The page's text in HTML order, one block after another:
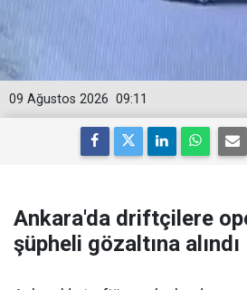
09:11
09 Ağustos 2026
Ankara'da driftçilere
şüpheli gözaltına alındı